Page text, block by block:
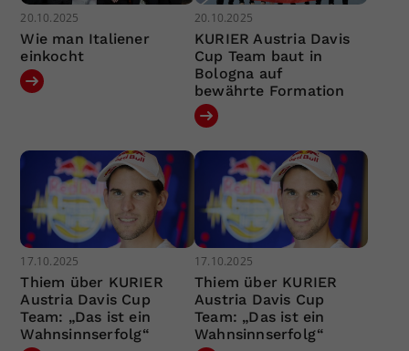
20.10.2025
Wie man Italiener
einkocht
20.10.2025
KURIER Austria Davis
Cup Team baut in
Bologna auf
bewährte Formation
17.10.2025
Thiem über KURIER
Austria Davis Cup
Team: „Das ist ein
Wahnsinnserfolg“
17.10.2025
Thiem über KURIER
Austria Davis Cup
Team: „Das ist ein
Wahnsinnserfolg“